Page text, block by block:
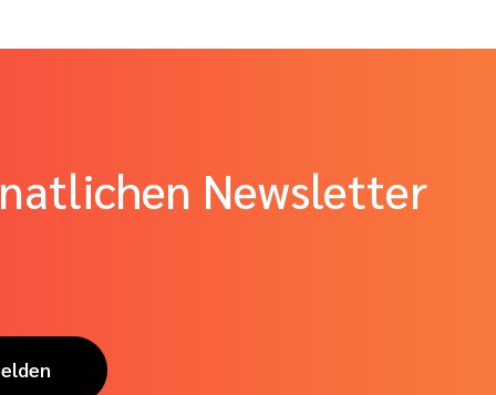
Newsletter